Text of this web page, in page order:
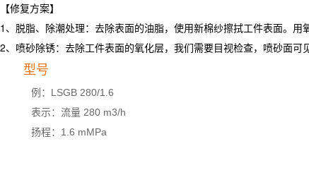
【修复方案】
1、脱脂、除潮处理：去除表面的油脂，使用新棉纱擦拭工件表面。
2、喷砂除锈：去除工件表面的氧化层，我们需要目视检查，喷砂面
型号
例：LSGB 280/1.6
表示：流量 280 m3/h
扬程：1.6 mMPa